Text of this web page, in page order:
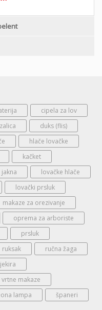
cipela za lov
duks (flis)
hlače lovačke
kačket
lovačke hlače
lovački prsluk
makaze za orezivanje
oprema za arboriste
prsluk
ruksak
ručna žaga
vrtne makaze
lampa španeri